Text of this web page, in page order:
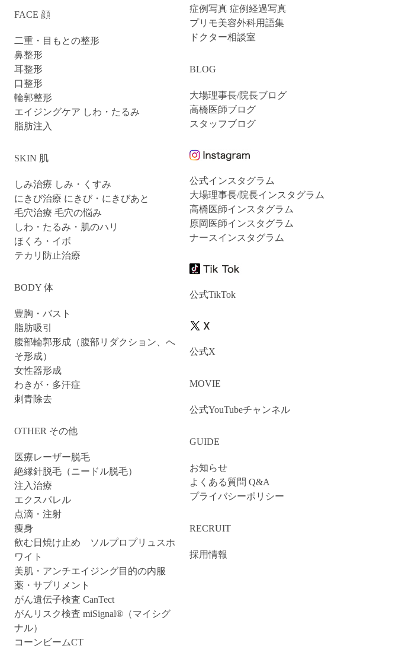
FACE 顔
二重・目もとの整形
鼻整形
耳整形
口整形
輪郭整形
エイジングケア しわ・たるみ
脂肪注入
SKIN 肌
しみ治療 しみ・くすみ
にきび治療 にきび・にきびあと
毛穴治療 毛穴の悩み
しわ・たるみ・肌のハリ
ほくろ・イボ
テカリ防止治療
BODY 体
豊胸・バスト
脂肪吸引
腹部輪郭形成（腹部リダクション、へ
そ形成）
女性器形成
わきが・多汗症
刺青除去
OTHER その他
医療レーザー脱毛
絶縁針脱毛（ニードル脱毛）
注入治療
エクスパレル
点滴・注射
痩身
飲む日焼け止め ソルプロプリュスホ
ワイト
美肌・アンチエイジング目的の内服
薬・サプリメント
がん遺伝子検査 CanTect
がんリスク検査 miSignal®（マイシグ
ナル）
コーンビームCT
症例写真 症例経過写真
プリモ美容外科用語集
ドクター相談室
BLOG
大場理事長/院長ブログ
高橋医師ブログ
スタッフブログ
公式インスタグラム
大場理事長/院長インスタグラム
高橋医師インスタグラム
原岡医師インスタグラム
ナースインスタグラム
公式TikTok
公式X
MOVIE
公式YouTubeチャンネル
GUIDE
お知らせ
よくある質問 Q&A
プライバシーポリシー
RECRUIT
採用情報